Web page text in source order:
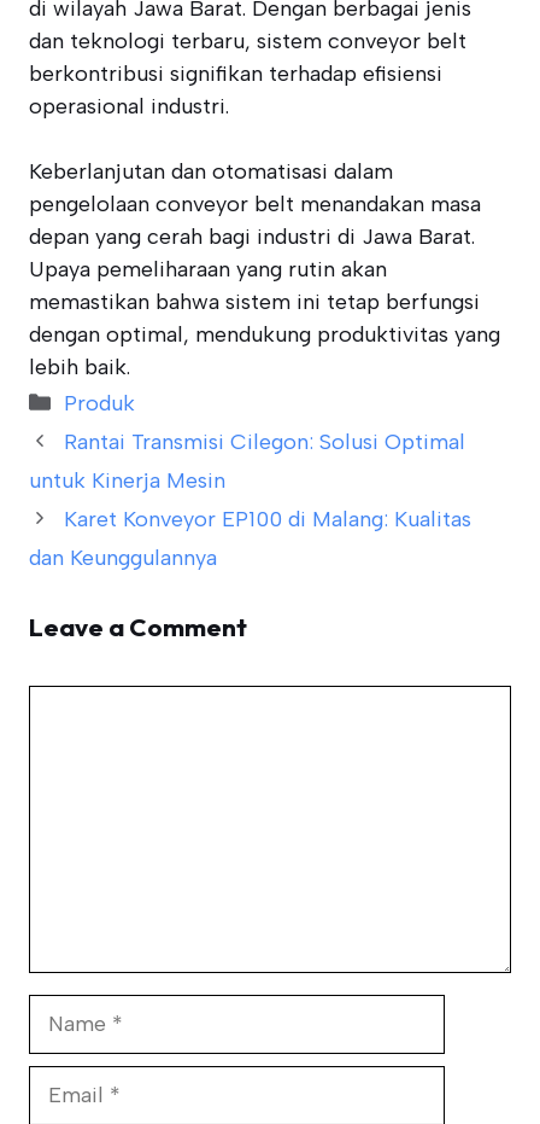
di wilayah Jawa Barat. Dengan berbagai jenis
dan teknologi terbaru, sistem conveyor belt
berkontribusi signifikan terhadap efisiensi
operasional industri.
Keberlanjutan dan otomatisasi dalam
pengelolaan conveyor belt menandakan masa
depan yang cerah bagi industri di Jawa Barat.
Upaya pemeliharaan yang rutin akan
memastikan bahwa sistem ini tetap berfungsi
dengan optimal, mendukung produktivitas yang
lebih baik.
Categories
Produk
Rantai Transmisi Cilegon: Solusi Optimal
untuk Kinerja Mesin
Karet Konveyor EP100 di Malang: Kualitas
dan Keunggulannya
Leave a Comment